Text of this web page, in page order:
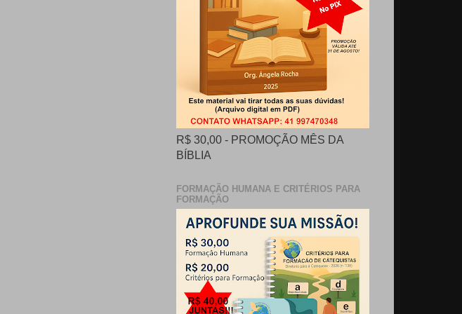
R$ 30,00 - PROMOÇÃO MÊS DA
BÍBLIA
FORMAÇÃO HUMANA E CRITÉRIOS PARA
FORMAÇÃO